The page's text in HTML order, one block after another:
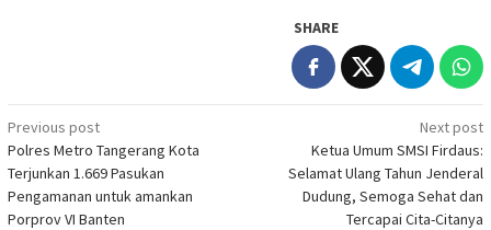
SHARE
Post
navigation
Previous post
Polres Metro Tangerang Kota
Terjunkan 1.669 Pasukan
Pengamanan untuk amankan
Porprov VI Banten
Next post
Ketua Umum SMSI Firdaus:
Selamat Ulang Tahun Jenderal
Dudung, Semoga Sehat dan
Tercapai Cita-Citanya